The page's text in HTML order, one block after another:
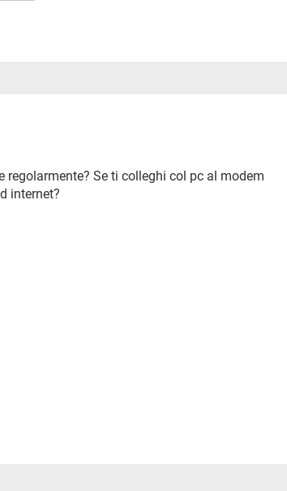
Se ti colleghi col pc al modem
internet?